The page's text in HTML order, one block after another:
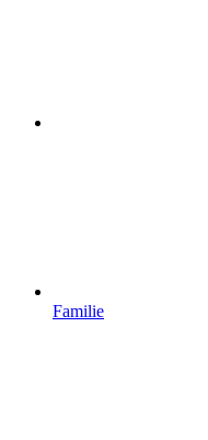
Familie